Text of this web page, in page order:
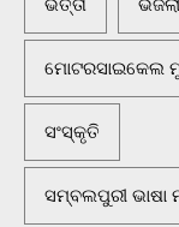
ଭତ୍ତା
ମୋଟରସାଇକେଲ
ସଂସ୍କୃତି
ସମ୍ବଲପୁରୀ ଭାଷା